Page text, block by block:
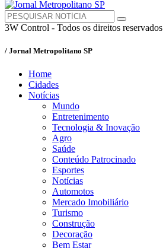
3W Control - Todos os direitos reservados
/ Jornal Metropolitano SP
Home
Cidades
Notícias
Mundo
Entretenimento
Tecnologia & Inovação
Agro
Saúde
Conteúdo Patrocinado
Esportes
Notícias
Automotos
Mercado Imobiliário
Turismo
Construção
Decoração
Bem Estar